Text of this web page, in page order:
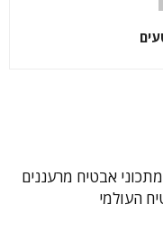
אבטיח מרעננים
העולמי